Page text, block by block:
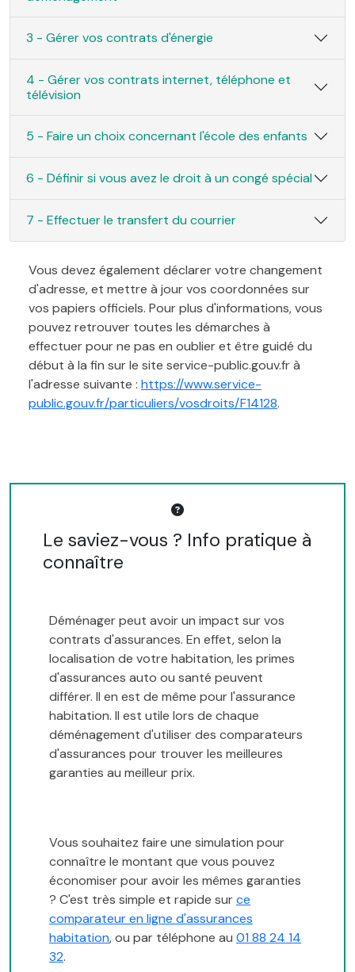
3 - Gérer vos contrats d'énergie
4 - Gérer vos contrats internet, téléphone et
télévision
5 - Faire un choix concernant l'école des enfants
6 - Définir si vous avez le droit à un congé spécial
7 - Effectuer le transfert du courrier
Vous devez également déclarer votre changement
d'adresse, et mettre à jour vos coordonnées sur
vos papiers officiels. Pour plus d'informations, vous
pouvez retrouver toutes les démarches à
effectuer pour ne pas en oublier et être guidé du
début à la fin sur le site service-public.gouv.fr à
l'adresse suivante : https://www.service-
public.gouv.fr/particuliers/vosdroits/F14128.
Le saviez-vous ? Info pratique à
connaître
Déménager peut avoir un impact sur vos
contrats d'assurances. En effet, selon la
localisation de votre habitation, les primes
d'assurances auto ou santé peuvent
différer. Il en est de même pour l'assurance
habitation. Il est utile lors de chaque
déménagement d'utiliser des comparateurs
d'assurances pour trouver les meilleures
garanties au meilleur prix.
Vous souhaitez faire une simulation pour
connaître le montant que vous pouvez
économiser pour avoir les mêmes garanties
? C'est très simple et rapide surce
comparateur en ligne d'assurances
habitation, ou par téléphone au 01 88 24 14
32.